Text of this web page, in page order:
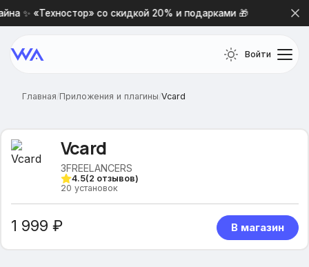
✨ «Техностор» со скидкой 20% и подарками 🎁
Войти
Главная/Приложения и плагины/Vcard
Vcard
3FREELANCERS
4.5(2 отзывов)
20 установок
1 999 ₽ В магазин